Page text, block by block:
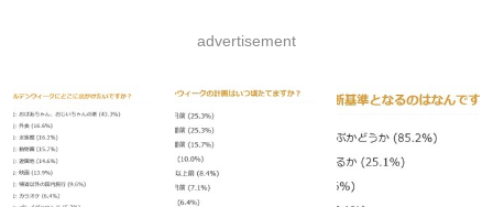
advertisement